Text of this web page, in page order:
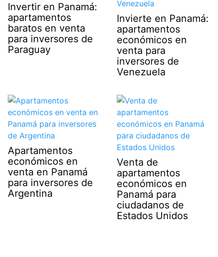
Invertir en Panamá:
apartamentos
baratos en venta
para inversores de
Paraguay
Invierte en Panamá:
apartamentos
económicos en
venta para
inversores de
Venezuela
Apartamentos
económicos en
venta en Panamá
para inversores de
Argentina
Venta de
apartamentos
económicos en
Panamá para
ciudadanos de
Estados Unidos